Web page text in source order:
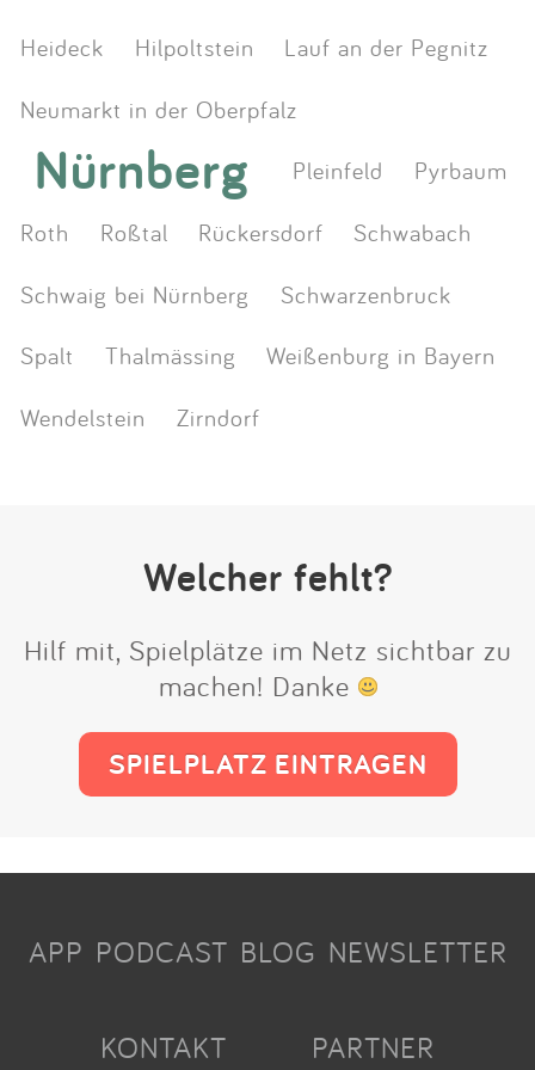
Heideck
Hilpoltstein
Lauf an der Pegnitz
Neumarkt in der Oberpfalz
Nürnberg Pleinfeld
Pyrbaum
Roth
Roßtal Rückersdorf
Schwabach
Schwaig bei Nürnberg
Schwarzenbruck
Spalt
Thalmässing
Weißenburg in Bayern
Wendelstein
Zirndorf
Welcher fehlt?
Hilf mit, Spielplätze im Netz sichtbar zu
machen! Danke
SPIELPLATZ EINTRAGEN
APP PODCAST BLOG NEWSLETTER
KONTAKT PARTNER